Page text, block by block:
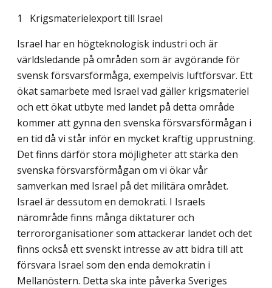
1 Krigsmaterielexport till Israel
Israel har en högteknologisk industri och är
världsledande på områden som är avgörande för
svensk försvarsförmåga, exempelvis luftförsvar. Ett
ökat samarbete med Israel vad gäller krigsmateriel
och ett ökat utbyte med landet på detta område
kommer att gynna den svenska försvarsförmågan i
en tid då vi står inför en mycket kraftig upprustning.
Det finns därför stora möjligheter att stärka den
svenska försvarsförmågan om vi ökar vår
samverkan med Israel på det militära området.
Israel är dessutom en demokrati. I Israels
närområde finns många diktaturer och
terrororganisationer som attackerar landet och det
finns också ett svenskt intresse av att bidra till att
försvara Israel som den enda demokratin i
Mellanöstern. Detta ska inte påverka Sveriges